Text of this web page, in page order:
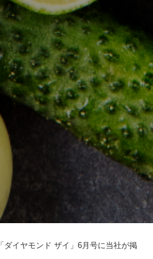
「ダイヤモンド ザイ」6月号に当社が掲